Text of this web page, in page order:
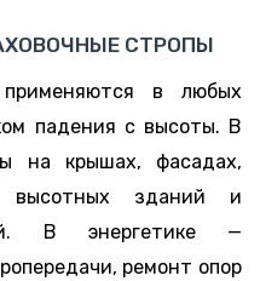
СТРОПЫ
в любых
падения с высоты. В
на крышах, фасадах,
высотных зданий и
В энергетике —
ремонт опор